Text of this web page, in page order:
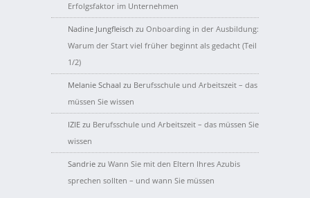
Erfolgsfaktor im Unternehmen
Nadine Jungfleisch zu Onboarding in der Ausbildung:
Warum der Start viel früher beginnt als gedacht (Teil
1/2)
Melanie Schaal zu Berufsschule und Arbeitszeit – das
müssen Sie wissen
IZIE zu Berufsschule und Arbeitszeit – das müssen Sie
wissen
Sandrie zu Wann Sie mit den Eltern Ihres Azubis
sprechen sollten – und wann Sie müssen